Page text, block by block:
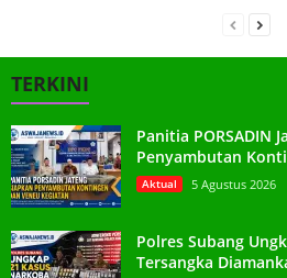
TERKINI
Panitia PORSADIN
Penyambutan
Aktual 5 Agustus 2026
Polres Subang
Tersangka